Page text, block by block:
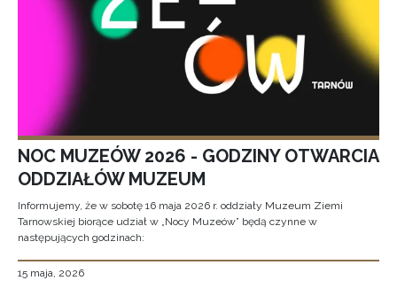
NOC MUZEÓW 2026 - GODZINY OTWARCIA
ODDZIAŁÓW MUZEUM
Informujemy, że w sobotę 16 maja 2026 r. oddziały Muzeum Ziemi
Tarnowskiej biorące udział w „Nocy Muzeów” będą czynne w
następujących godzinach:
15 maja, 2026